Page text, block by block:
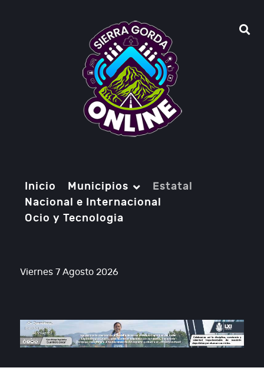
Inicio Municipios
Estatal
Nacional e Internacional
Ocio y Tecnologia
Viernes 7 Agosto 2026